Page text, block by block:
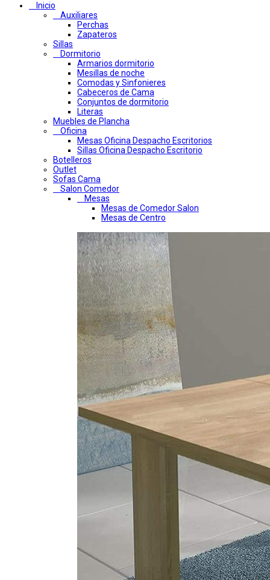
Inicio
Auxiliares
Perchas
Zapateros
Sillas
Dormitorio
Armarios dormitorio
Mesillas de noche
Comodas y Sinfonieres
Cabeceros de Cama
Conjuntos de dormitorio
Literas
Muebles de Plancha
Oficina
Mesas Oficina Despacho Escritorios
Sillas Oficina Despacho Escritorio
Botelleros
Outlet
Sofas Cama
Salon Comedor
Mesas
Mesas de Comedor Salon
Mesas de Centro